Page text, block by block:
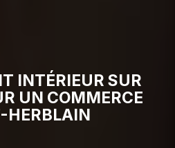
INTÉRIEUR SUR
UN COMMERCE
HERBLAIN